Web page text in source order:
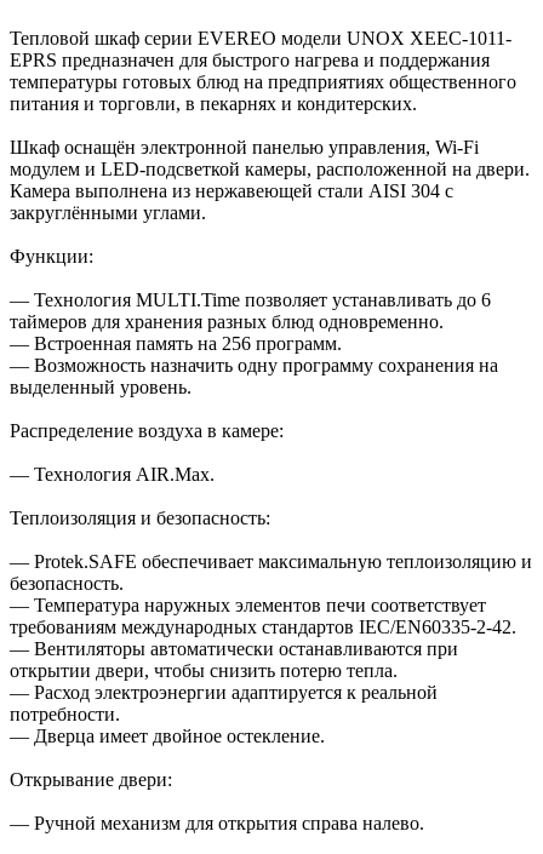
Тепловой шкаф серии EVEREO модели UNOX XEEC-1011-
EPRS предназначен для быстрого нагрева и поддержания
температуры готовых блюд на предприятиях общественного
питания и торговли, в пекарнях и кондитерских.
Шкаф оснащён электронной панелью управления, Wi-Fi
модулем и LED-подсветкой камеры, расположенной на двери.
Камера выполнена из нержавеющей стали AISI 304 с
закруглёнными углами.
Функции:
— Технология MULTI.Time позволяет устанавливать до 6
таймеров для хранения разных блюд одновременно.
— Встроенная память на 256 программ.
— Возможность назначить одну программу сохранения на
выделенный уровень.
Распределение воздуха в камере:
— Технология AIR.Max.
Теплоизоляция и безопасность:
— Protek.SAFE обеспечивает максимальную теплоизоляцию и
безопасность.
— Температура наружных элементов печи соответствует
требованиям международных стандартов IEC/EN60335-2-42.
— Вентиляторы автоматически останавливаются при
открытии двери, чтобы снизить потерю тепла.
— Расход электроэнергии адаптируется к реальной
потребности.
— Дверца имеет двойное остекление.
Открывание двери:
— Ручной механизм для открытия справа налево.